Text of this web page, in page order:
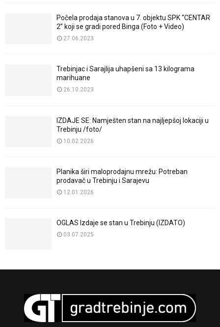
Počela prodaja stanova u 7. objektu SPK “CENTAR
2” koji se gradi pored Binga (Foto + Video)
27.06.2023
Trebinjac i Sarajlija uhapšeni sa 13 kilograma
marihuane
26.10.2023
IZDAJE SE: Namješten stan na najljepšoj lokaciji u
Trebinju /foto/
10.02.2026
Planika širi maloprodajnu mrežu: Potreban
prodavač u Trebinju i Sarajevu
12.01.2026
OGLAS Izdaje se stan u Trebinju (IZDATO)
03.07.2025